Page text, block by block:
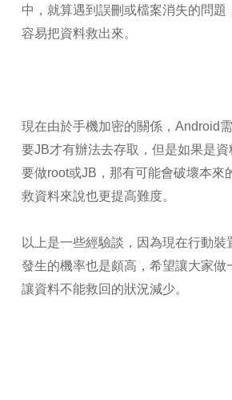
中，就算遇到誤刪或檔案消失的問題
容易把資料救出來。
現在由於手機加密的關係，Android
要JB才有辦法去存取，但是如果是
要做root或JB，那有可能會破壞本來
救資料來說也更提高難度。
以上是一些經驗談，因為現在行動裝
發生的機率也是頗高，希望讓大家做
讓資料不能救回的狀況減少。